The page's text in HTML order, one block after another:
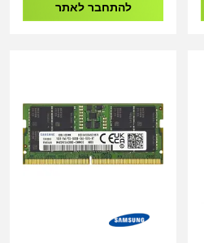
להתחבר לאתר